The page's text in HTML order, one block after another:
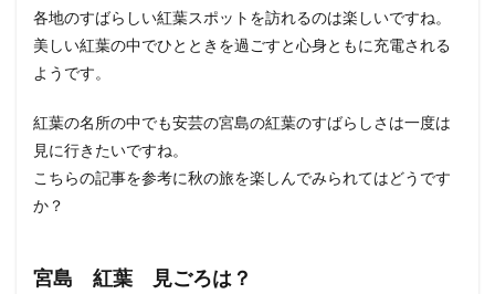
各地のすばらしい紅葉スポットを訪れるのは楽しいですね。
美しい紅葉の中でひとときを過ごすと心身ともに充電される
ようです。
紅葉の名所の中でも安芸の宮島の紅葉のすばらしさは一度は
見に行きたいですね。
こちらの記事を参考に秋の旅を楽しんでみられてはどうです
か？
宮島 紅葉 見ごろは？